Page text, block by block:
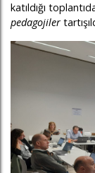
katıldığı
pedagojiler